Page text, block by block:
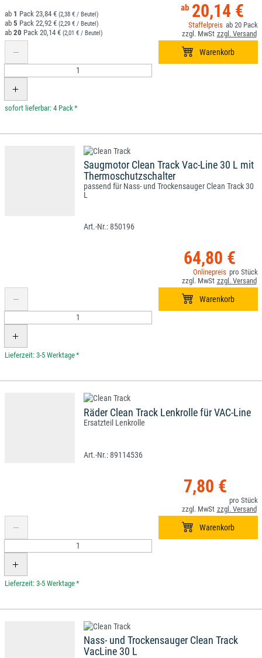
20,14 €
20
1 23,84 € (2,38 € / Beutel)
5 22,92 € (2,29 € / Beutel)
20 20,14 € (2,01 € / Beutel)
*
Saugmotor Clean Track Vac-Line 30 L mit
Thermoschutzschalter
passend für Nass- und Trockensauger Clean Track 30
L
850196
64,80 €
*
Räder Clean Track Lenkrolle für VAC-Line
Ersatzteil Lenkrolle
89114536
7,80 €
*
Nass- und Trockensauger Clean Track
VacLine 30 L